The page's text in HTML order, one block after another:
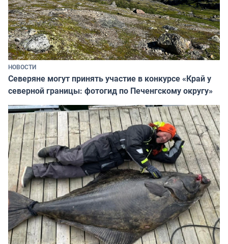
НОВОСТИ
Северяне могут принять участие в конкурсе «Край у
северной границы: фотогид по Печенгскому округу»